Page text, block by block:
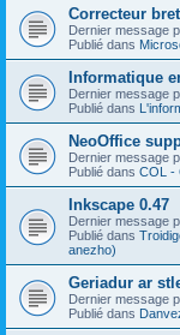
Correcteur
Dernier message
Publié dans
Informatique
Dernier message
Publié dans
NeoOffice
Dernier message
Publié dans COL -
Inkscape 0.47
Dernier message
Publié dans
anezho)
Geriadur ar
Dernier message
Publié dans